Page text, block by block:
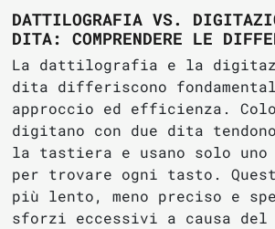
DATTILOGRAFIA VS.
DITA: COMPRENDERE LE
La dattilografia e la
dita differiscono
approccio ed efficienza.
digitano con due dita
la tastiera e usano solo uno
per trovare ogni tasto.
più lento, meno preciso e
sforzi eccessivi a causa del